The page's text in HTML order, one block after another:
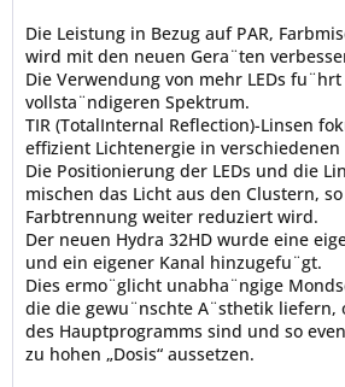
Die Leistung in Bezug auf PAR,
wird mit den neuen Gera¨ten
Die Verwendung von mehr LEDs
vollsta¨ndigeren Spektrum.
TIR (TotalInternal Reflection)-Linsen
effizient Lichtenergie in verschiedenen
Die Positionierung der LEDs und die
mischen das Licht aus den Clustern,
Farbtrennung weiter reduziert wird.
Der neuen Hydra 32HD wurde eine
und ein eigener Kanal hinzugefu¨gt.
Dies ermo¨glicht unabha¨ngige
die die gewu¨nschte A¨sthetik liefern,
des Hauptprogramms sind und so
zu hohen „Dosis“ aussetzen.